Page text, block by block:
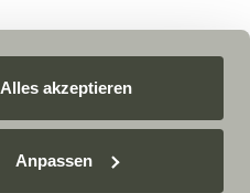
Alles akzeptieren
Anpassen